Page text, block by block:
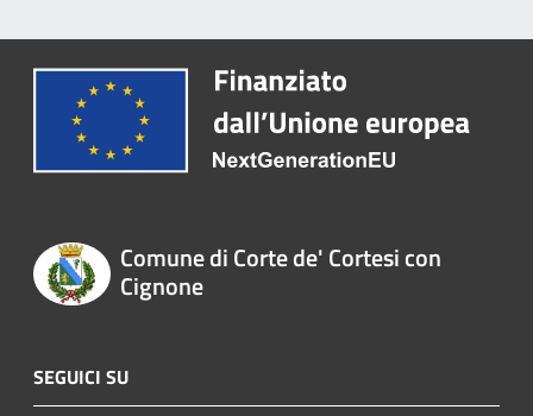
Comune di Corte de' Cortesi con
Cignone
SEGUICI SU